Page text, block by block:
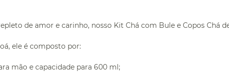
de amor e carinho, nosso Kit Chá com Bule e Copos Chá
ele é composto por:
mão e capacidade para 600 ml;